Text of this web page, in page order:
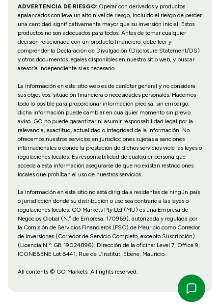
ADVERTENCIA DE RIESGO:Operar con derivados y productos
apalancados conlleva un alto nivel de riesgo, incluido el riesgo de perder
una cantidad significativamente mayor que su inversión inicial. Estos
productos no son adecuados para todos. Antes de tomar cualquier
decisión relacionada con un producto financiero, debe leer y
comprender la Declaración de Divulgación (Disclosure Statement/DS)
y otros documentos legales disponibles en nuestro sitio web, y buscar
asesoría independiente si es necesario.
La información en este sitio web es de carácter general y no considera
sus objetivos, situación financiera o necesidades personales. Hacemos
todo lo posible para proporcionar información precisa; sin embargo,
dicha información puede cambiar en cualquier momento sin previo
aviso. GO no puede garantizar ni asumir responsabilidad legal por la
relevancia, exactitud, actualidad o integridad de la información. No
ofrecemos nuestros servicios en jurisdicciones sujetas a sanciones
internacionales o donde la prestación de dichos servicios viole las leyes o
regulaciones locales. Es responsabilidad de cualquier persona que
acceda a esta información asegurarse de que no existan restricciones
locales que prohíban el uso de nuestros servicios.
La información en este sitio no está dirigida a residentes de ningún país
o jurisdicción donde su distribución o uso sea contrario a las leyes o
regulaciones locales. GO Markets Pty Ltd (MU) es una Empresa de
Negocios Global (N.º de Empresa: 170969), autorizada y regulada por
la Comisión de Servicios Financieros (FSC) de Mauricio como Corredor
de Inversiones (Corredor de Servicio Completo, excepto Suscripción)
(Licencia N.º: GB 19024896). Dirección de la oficina: Level 7, Office 9,
ICONEBENE Lot B441, Rue de L’Institut, Ebene, Mauricio.
All contents © GO Markets. All rights reserved.